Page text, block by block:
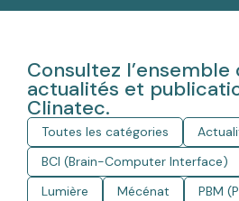
Consultez
actualités et
Clinatec.
BCI (Brain-Computer Interface)
Lumière
Mécénat
PBM
Toutes les catégories